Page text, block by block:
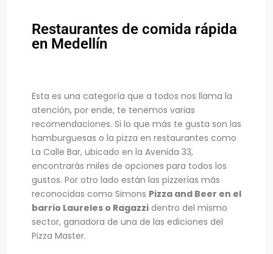
Restaurantes de comida rápida
en Medellín
Esta es una categoría que a todos nos llama la
atención, por ende, te tenemos varias
recomendaciones. Si lo que más te gusta son las
hamburguesas o la pizza en restaurantes como
La Calle Bar, ubicado en la Avenida 33,
encontrarás miles de opciones para todos los
gustos. Por otro lado están las pizzerías más
reconocidas como Simons Pizza and Beer en el
barrio Laureles o Ragazzi dentro del mismo
sector, ganadora de una de las ediciones del
Pizza Master.